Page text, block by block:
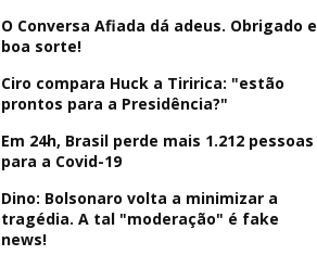
O Conversa Afiada dá adeus. Obrigado e
boa sorte!
Ciro compara Huck a Tiririca: "estão
prontos para a Presidência?"
Em 24h, Brasil perde mais 1.212 pessoas
para a Covid-19
Dino: Bolsonaro volta a minimizar a
tragédia. A tal "moderação" é fake
news!